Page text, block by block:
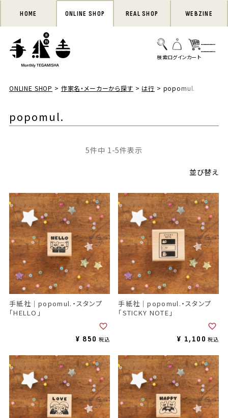
HOME ONLINE SHOP REAL SHOP WEBZINE
ONLINE SHOP 作家名・メーカーから探す は行 popomul.
popomul.
並び替え
5件中 1 -5件表示
手紙社｜popomul.・スタンプ
「HELLO」
¥ 850 税込
手紙社｜popomul.・スタンプ
「STICKY NOTE」
¥ 1,100 税込